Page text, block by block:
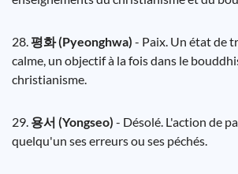
28.평화 (Pyeonghwa) - Paix. Un état de
calme, un objectif à la fois dans le
christianisme.
29. 용서 (Yongseo) - Désolé. L'action de
quelqu'un ses erreurs ou ses péchés.